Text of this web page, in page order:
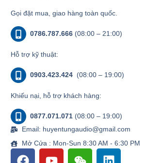
Gọi đặt mua, giao hàng toàn quốc.
0786.787.666 (08:00 – 21:00)
Hỗ trợ kỹ thuật:
0903.423.424 (08:00 – 19:00)
Khiếu nại, hỗ trợ khách hàng:
0877.071.071 (08:00 – 19:00)
Email: huyentungaudio@gmail.com
Mở Cửa : Mon-Sun 8:30 AM - 6:30 PM